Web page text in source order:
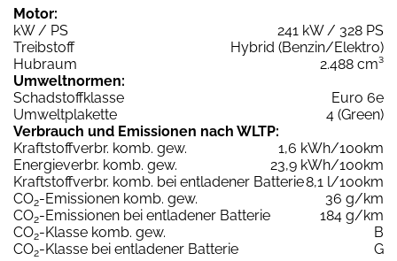
Motor:
kW / PS
241 kW / 328 PS
Treibstoff
Hybrid (Benzin/Elektro)
Hubraum
2.488 cm³
Umweltnormen:
Schadstoffklasse
Euro 6e
Umweltplakette
4 (Green)
Verbrauch und Emissionen nach WLTP:
Kraftstoffverbr. komb. gew.
1,6 kWh/100km
Energieverbr. komb. gew.
23,9 kWh/100km
Kraftstoffverbr. komb. bei entladener Batterie8,1 l/100km
CO2-Emissionen komb. gew.
36 g/km
CO2-Emissionen bei entladener Batterie
184 g/km
CO2-Klasse komb. gew.
B
CO2-Klasse bei entladener Batterie
G